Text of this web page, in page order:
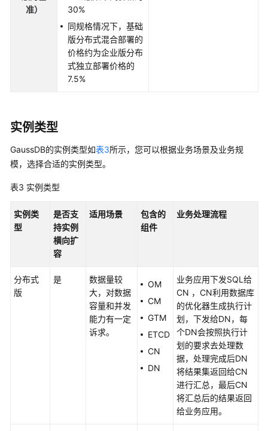
告
警
志
审
调
准）
30%
同规格情况下，基础
版分布式混合部署的
价格约为企业版分布
式独立部署价格的
7.5%
实例类型
GaussDB的实例类型如表3所示，您可以根据业务场景及业务规
模，选择合适的实例类型。
表3 实例类型
实例类
型
是否支
持实例
横向扩
容
适用场景
包含的
组件
业务处理流程
分布式
版
是
数据量较
大，对数据
容量和并发
能力有一定
诉求。
OM
CM
GTM
ETCD
CN
DN
业务应用下发SQL给
CN ，CN利用数据库
的优化器生成执行计
划，下发给DN，每
个DN会按照执行计
划的要求去处理数
据，处理完成后DN
将结果集返回给CN
进行汇总，最后CN
将汇总后的结果返回
给业务应用。